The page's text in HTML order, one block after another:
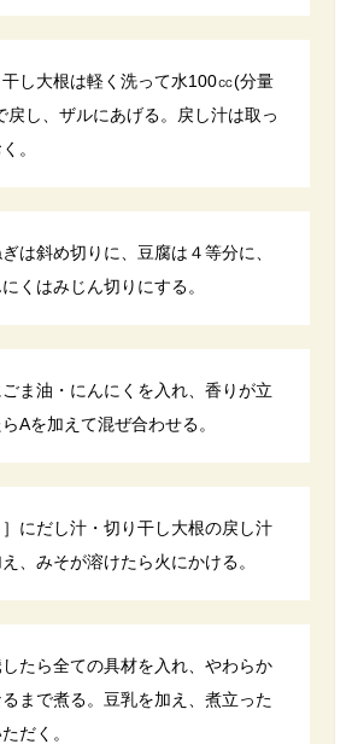
し大根は軽く洗って水100㏄(分量
戻し、ザルにあげる。戻し汁は取っ
。
は斜め切りに、豆腐は４等分に、
くはみじん切りにする。
ま油・にんにくを入れ、香りが立
Aを加えて混ぜ合わせる。
］にだし汁・切り干し大根の戻し汁
、みそが溶けたら火にかける。
たら全ての具材を入れ、やわらか
るまで煮る。豆乳を加え、煮立った
だく。